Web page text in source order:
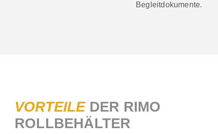
Begleitdokumente.
VORTEILEDER RIMO
ROLLBEHÄLTER